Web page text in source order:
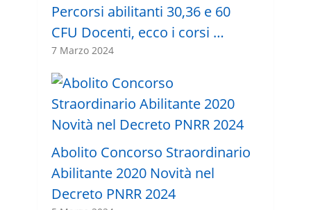
Percorsi abilitanti 30,36 e 60
CFU Docenti, ecco i corsi …
7 Marzo 2024
Abolito Concorso Straordinario
Abilitante 2020 Novità nel
Decreto PNRR 2024